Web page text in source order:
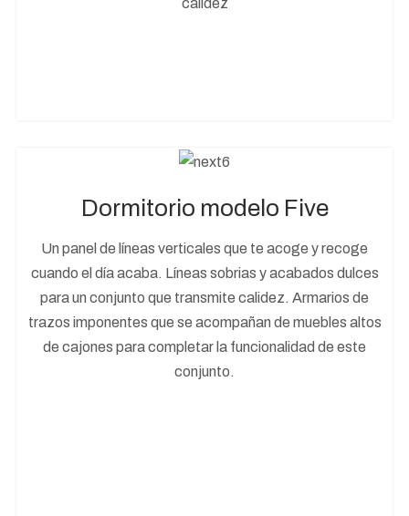
Dormitorio modelo Five
Un panel de líneas verticales que te acoge y recoge
cuando el día acaba. Líneas sobrias y acabados dulces
para un conjunto que transmite calidez. Armarios de
trazos imponentes que se acompañan de muebles altos
de cajones para completar la funcionalidad de este
conjunto.